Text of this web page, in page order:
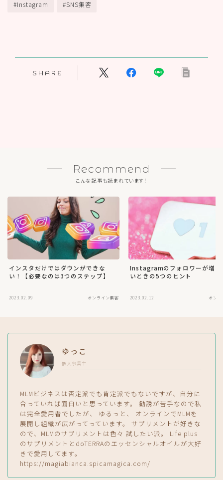
#Instagram #SNS集客
SHARE
Recommend
こんな記事も読まれています！
インスタだけではダウンができな
い！【必要なのは3つのステップ】
2023.02.09 オンライン集客
Instagramのフォロワーが増や
いときの5つのヒント
2023.02.12 オンラ
ゆっこ
個人事業主
MLMビジネスは否定派でも肯定派でもないですが、自分に
合っていれば面白いと思っています。 勧誘が苦手なので私
は完全愛用者でしたが、 ゆるっと、 オンラインでMLMを
展開し組織が広がってっています。 サプリメントが好きな
ので、MLMのサプリメントは色々 試したい派。 Life plus
のサプリメントとdoTERRAのエッセンシャルオイルが大好
きで愛用してます。
https://magiabianca.spicamagica.com/